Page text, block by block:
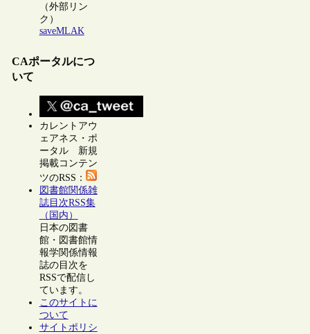
（外部リン
ク）
saveMLAK
CAポータルにつ
いて
カレントアウ
ェアネス・ポ
ータル 新規
掲載コンテン
ツのRSS：
図書館関係雑
誌目次RSS集
（国内）
日本の図書
館・図書館情
報学関係情報
誌の目次を
RSSで配信し
ています。
このサイトに
ついて
サイトポリシ